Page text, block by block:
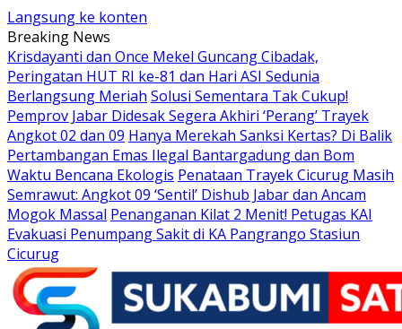
Langsung ke konten
Breaking News
Krisdayanti dan Once Mekel Guncang Cibadak,
Peringatan HUT RI ke-81 dan Hari ASI Sedunia
Berlangsung Meriah Solusi Sementara Tak Cukup!
Pemprov Jabar Didesak Segera Akhiri ‘Perang’ Trayek
Angkot 02 dan 09 Hanya Merekah Sanksi Kertas? Di Balik
Pertambangan Emas Ilegal Bantargadung dan Bom
Waktu Bencana Ekologis Penataan Trayek Cicurug Masih
Semrawut: Angkot 09 ‘Sentil’ Dishub Jabar dan Ancam
Mogok Massal Penanganan Kilat 2 Menit! Petugas KAI
Evakuasi Penumpang Sakit di KA Pangrango Stasiun
Cicurug